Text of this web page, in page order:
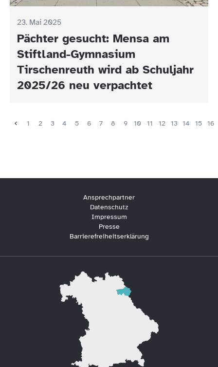
23. Mai 2025
Pächter gesucht: Mensa am
Stiftland-Gymnasium
Tirschenreuth wird ab Schuljahr
2025/26 neu verpachtet
1 2 3 4 5 6 7 8 9 10 11 12 13 14 15 16
Ansprechpartner
Datenschutz
Impressum
Presse
Barrierefreiheitserklärung